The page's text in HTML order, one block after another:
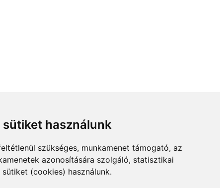
használunk
szükséges, munkamenet támogató, az
azonosítására szolgáló, statisztikai
(cookies) használunk.